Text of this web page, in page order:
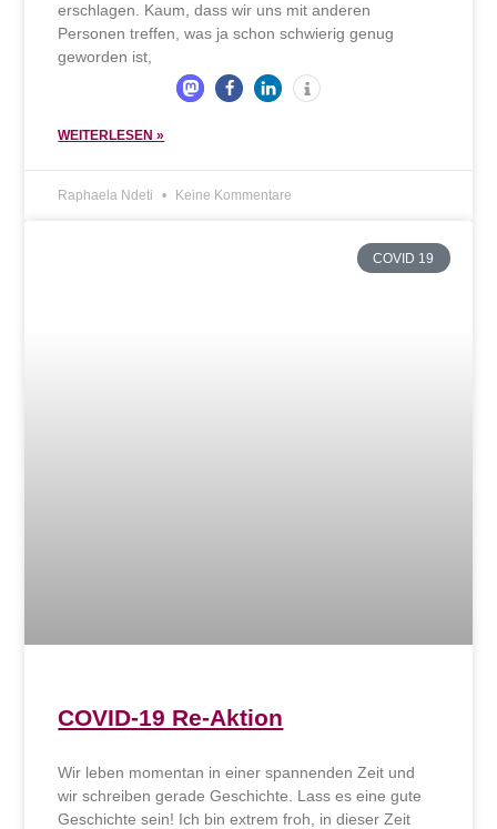
erschlagen. Kaum, dass wir uns mit anderen
Personen treffen, was ja schon schwierig genug
geworden ist,
WEITERLESEN »
Raphaela Ndeti Keine Kommentare
COVID 19
COVID-19 Re-Aktion
Wir leben momentan in einer spannenden Zeit und
wir schreiben gerade Geschichte. Lass es eine gute
Geschichte sein! Ich bin extrem froh, in dieser Zeit